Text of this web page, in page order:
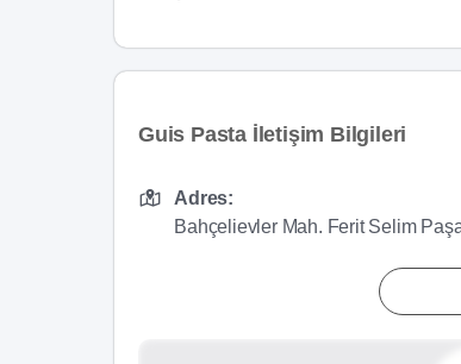
Guis Pasta İletişim Bilgileri
Adres:
Bahçelievler Mah. Ferit Selim